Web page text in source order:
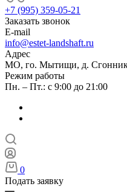
+7 (995) 359-05-21
Заказать звонок
E-mail
info@estet-landshaft.ru
Адрес
МО, го. Мытищи, д.
Режим работы
Пн. – Пт.: с 9:00 до 21:00
0
Подать заявку